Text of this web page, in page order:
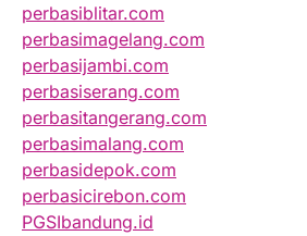
perbasiblitar.com
perbasimagelang.com
perbasijambi.com
perbasiserang.com
perbasitangerang.com
perbasimalang.com
perbasidepok.com
perbasicirebon.com
PGSIbandung.id